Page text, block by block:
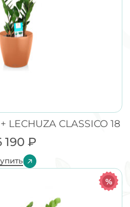
CLASSICO 18
190 ₽
%